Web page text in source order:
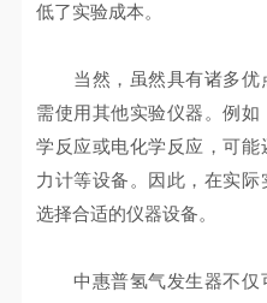
低了实验成本。
当然，虽然具有诸多优
需使用其他实验仪器。例
学反应或电化学反应，可
力计等设备。因此，在实
选择合适的仪器设备。
中惠普氢气发生器不仅